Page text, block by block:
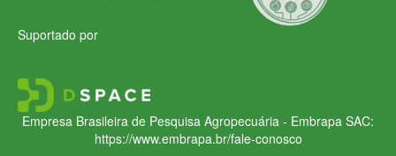
Suportado por
Empresa Brasileira de Pesquisa Agropecuária - Embrapa SAC:
https://www.embrapa.br/fale-conosco